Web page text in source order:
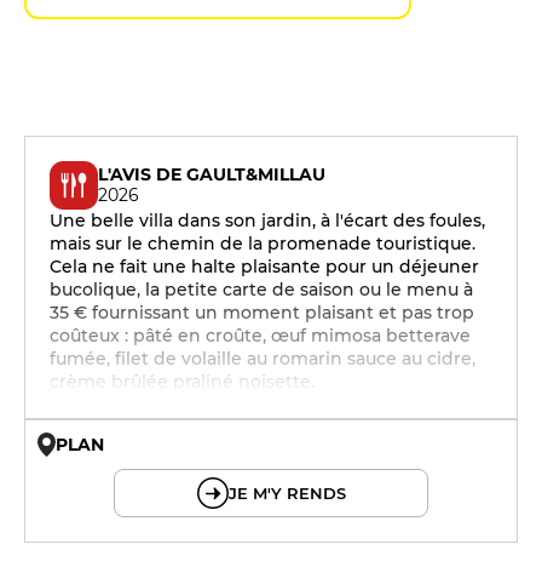
L'AVIS DE GAULT&MILLAU
2026
Une belle villa dans son jardin, à l'écart des foules,
mais sur le chemin de la promenade touristique.
Cela ne fait une halte plaisante pour un déjeuner
bucolique, la petite carte de saison ou le menu à
35 € fournissant un moment plaisant et pas trop
coûteux : pâté en croûte, œuf mimosa betterave
fumée, filet de volaille au romarin sauce au cidre,
crème brûlée praliné noisette.
PLAN
JE M'Y RENDS